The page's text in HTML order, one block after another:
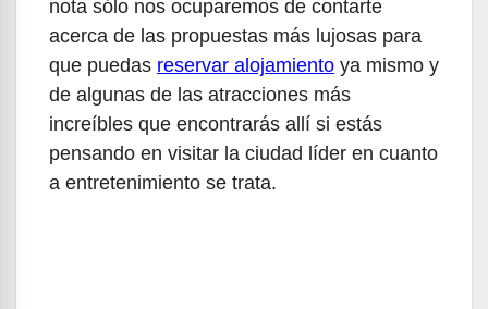
nota sólo nos ocuparemos de contarte
acerca de las propuestas más lujosas para
que puedas reservar alojamiento ya mismo y
de algunas de las atracciones más
increíbles que encontrarás allí si estás
pensando en visitar la ciudad líder en cuanto
a entretenimiento se trata.